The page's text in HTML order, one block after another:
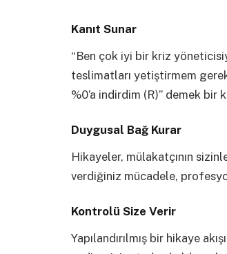
Kanıt Sunar
“Ben çok iyi bir kriz
teslimatları yetiştirmem
%0’a indirdim (R)” demek bir
Duygusal Bağ Kurar
Hikayeler, mülakatçının
verdiğiniz mücadele,
Kontrolü Size Verir
Yapılandırılmış bir hikaye